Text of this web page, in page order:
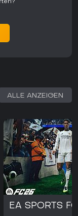
ALLE ANZEIGEN
EA SPORTS